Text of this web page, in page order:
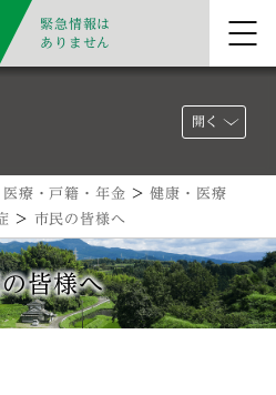
緊急情報は
ありません
開く
医療・戸籍・年金 >健康・医療
> 市民の皆様へ
皆様へ